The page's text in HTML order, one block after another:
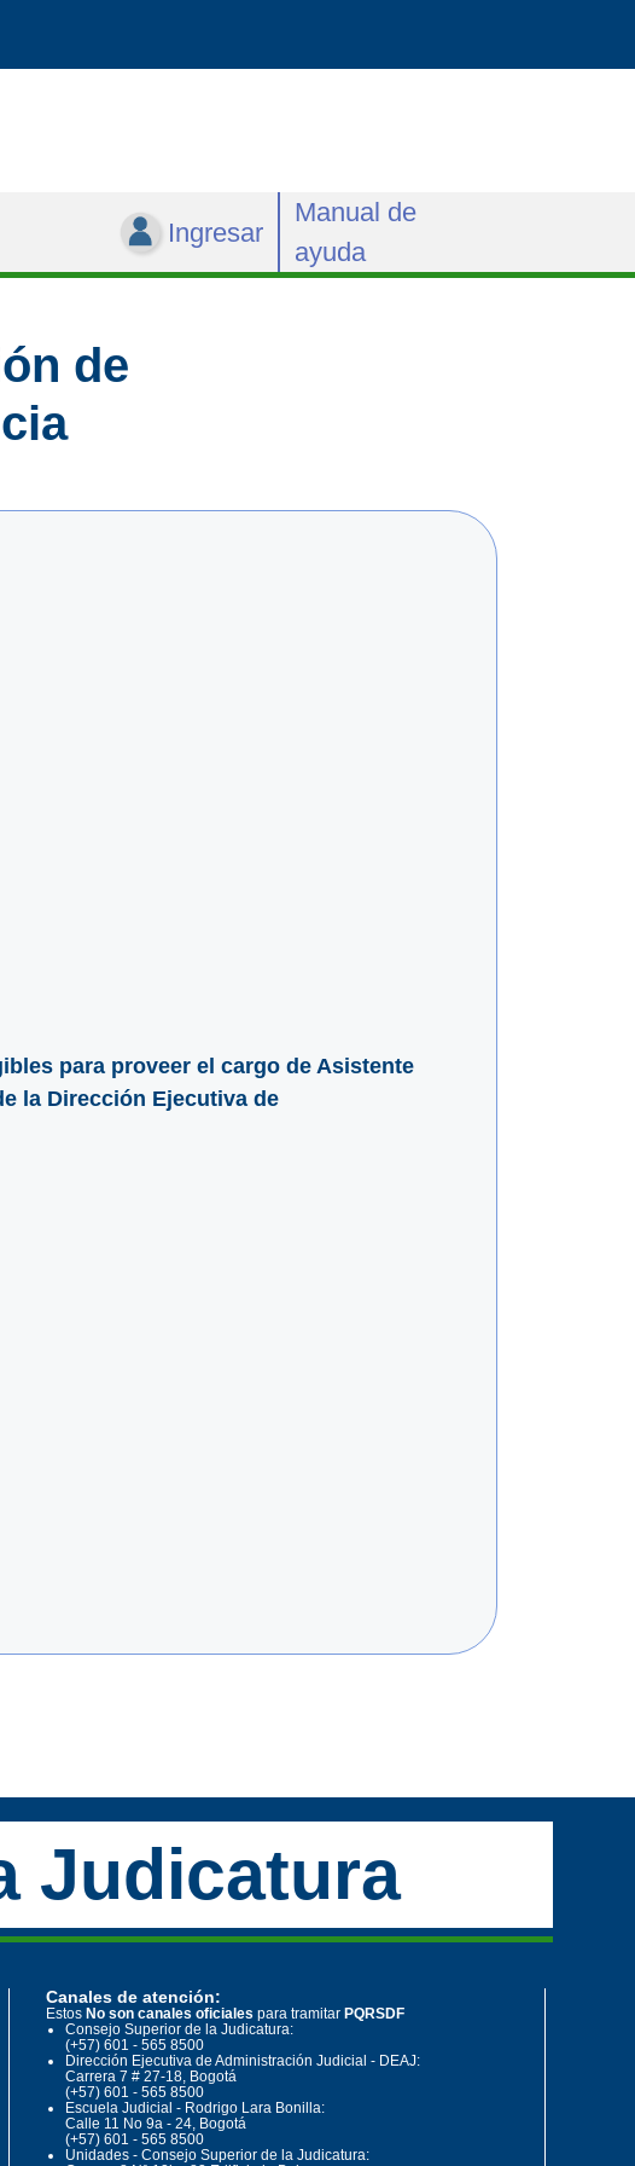
Ingresar
Manual de
ayuda
de
para proveer el cargo de Asistente
la Dirección Ejecutiva de
Judicatura
Canales de atención:
Estos No son canales oficiales para tramitar PQRSDF
Consejo Superior de la Judicatura:
(+57) 601 - 565 8500
Dirección Ejecutiva de Administración Judicial - DEAJ:
Carrera 7 # 27-18, Bogotá
(+57) 601 - 565 8500
Escuela Judicial - Rodrigo Lara Bonilla:
Calle 11 No 9a - 24, Bogotá
(+57) 601 - 565 8500
Unidades - Consejo Superior de la Judicatura: